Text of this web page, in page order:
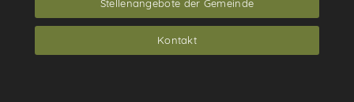
Stellenangebote der Gemeinde
Kontakt